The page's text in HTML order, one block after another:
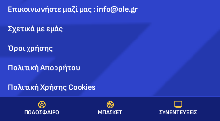
ΠΟΔΟΣΦΑΙΡΟ ΜΠΑΣΚΕΤ ΣΥΝΕΝΤΕΥΞΕΙΣ
Επικοινωνήστε μαζί μας : info@ole.gr
Σχετικά με εμάς
Όροι χρήσης
Πολιτική Απορρήτου
Πολιτική Χρήσης Cookies